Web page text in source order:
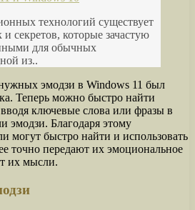
технологий существует
и секретов, которые зачастую
для обычных
из..
эмодзи в Windows 11 был
Теперь можно быстро найти
ключевые слова или фразы в
эмодзи. Благодаря этому
могут быстро найти и использовать
точно передают их эмоциональное
их мысли.